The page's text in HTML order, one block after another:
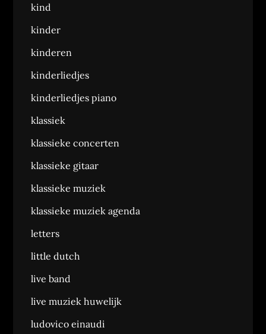
kind
kinder
kinderen
kinderliedjes
kinderliedjes piano
klassiek
klassieke concerten
klassieke gitaar
klassieke muziek
klassieke muziek agenda
letters
little dutch
live band
live muziek huwelijk
ludovico einaudi